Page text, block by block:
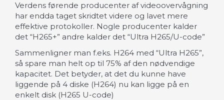
Verdens førende producenter af videoovervågning
har endda taget skridtet videre og lavet mere
effektive protokoller. Nogle producenter kalder
det “H265+” andre kalder det “Ultra H265/U-code”
Sammenligner man f.eks. H264 med “Ultra H265”,
så spare man helt op til 75% af den nødvendige
kapacitet. Det betyder, at det du kunne have
liggende på 4 diske (H264) nu kan ligge på en
enkelt disk (H265 U-code)